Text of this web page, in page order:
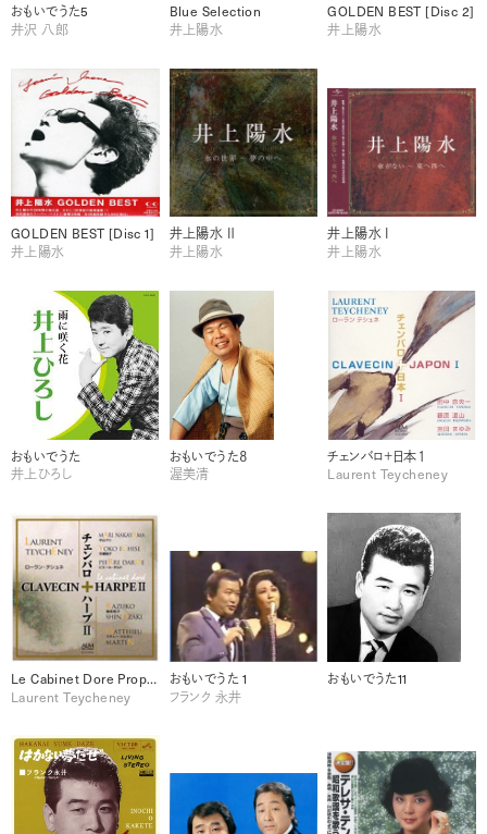
おもいでうた5
井沢 八郎
Blue Selection
井上陽水
GOLDEN BEST [Disc 2]
井上陽水
GOLDEN BEST [Disc 1]
井上陽水
井上陽水 Ⅱ
井上陽水
井上陽水 Ⅰ
井上陽水
おもいでうた
井上ひろし
おもいでうた８
渥美清
チェンバロ＋日本１
Laurent Teycheney
Le Cabinet Dore Propos
Laurent Teycheney
おもいでうた 1
フランク 永井
おもいでうた11